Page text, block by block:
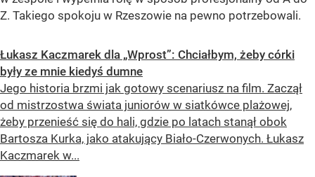
Z. Takiego spokoju w Rzeszowie na pewno potrzebowali.
Łukasz Kaczmarek dla „Wprost”: Chciałbym, żeby córki
były ze mnie kiedyś dumne
Jego historia brzmi jak gotowy scenariusz na film. Zaczął
od mistrzostwa świata juniorów w siatkówce plażowej,
żeby przenieść się do hali, gdzie po latach stanął obok
Bartosza Kurka, jako atakujący Biało-Czerwonych. Łukasz
Kaczmarek w...